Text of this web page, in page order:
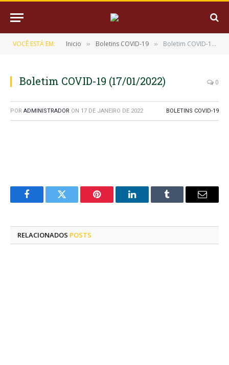
VOCÊ ESTÁ EM: Inicio » Boletins COVID-19 » Boletim COVID-19 (17/01/2022)
Boletim COVID-19 (17/01/2022) 0
POR ADMINISTRADOR ON 17 DE JANEIRO DE 2022 BOLETINS COVID-19
FacebookTwitter Pinterest LinkedInTumblr
E-
RELACIONADOS POSTS